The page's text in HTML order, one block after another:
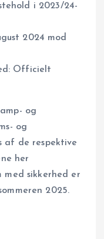
i 2023/24-
2024 mod
Officielt
og
og
af de respektive
her
sikkerhed er
2025.